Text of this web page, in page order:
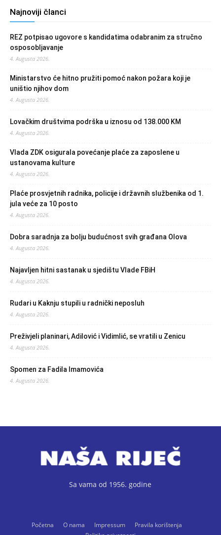
Najnoviji članci
REZ potpisao ugovore s kandidatima odabranim za stručno
osposobljavanje
4. Augusta 2026.
Ministarstvo će hitno pružiti pomoć nakon požara koji je
uništio njihov dom
4. Augusta 2026.
Lovačkim društvima podrška u iznosu od 138.000 KM
4. Augusta 2026.
Vlada ZDK osigurala povećanje plaće za zaposlene u
ustanovama kulture
4. Augusta 2026.
Plaće prosvjetnih radnika, policije i državnih službenika od 1.
jula veće za 10 posto
4. Augusta 2026.
Dobra saradnja za bolju budućnost svih građana Olova
4. Augusta 2026.
Najavljen hitni sastanak u sjedištu Vlade FBiH
4. Augusta 2026.
Rudari u Kaknju stupili u radnički neposluh
4. Augusta 2026.
Preživjeli planinari, Adilović i Vidimlić, se vratili u Zenicu
4. Augusta 2026.
Spomen za Fadila Imamovića
4. Augusta 2026.
Sa vama od 1956. godine
Početna O nama Impressum
Pravila korištenja